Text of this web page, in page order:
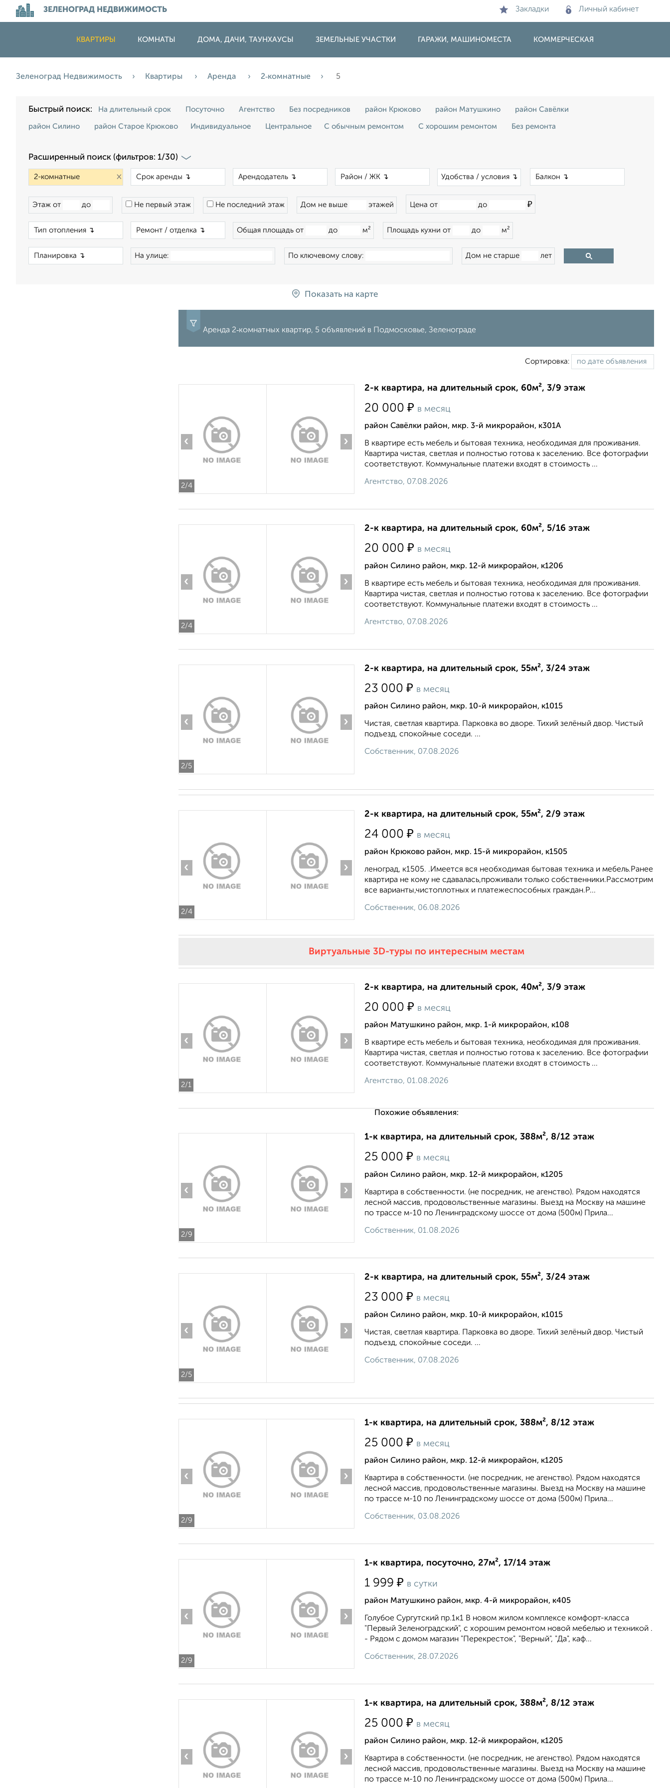
ЗЕЛЕНОГРАД НЕДВИЖИМОСТЬ Закладки Личный кабинет
КВАРТИРЫ КОМНАТЫ ДОМА, ДАЧИ, ТАУНХАУСЫ ЗЕМЕЛЬНЫЕ УЧАСТКИ ГАРАЖИ, МАШИНОМЕСТА КОММЕРЧЕСКАЯ
Зеленоград Недвижимость Квартиры Аренда 2‑комнатные 5
Быстрый поиск: На длительный срок Посуточно Агентство Без посредников район Крюково район Матушкино район Савёлки
район Силино район Старое Крюково Индивидуальное Центральное С обычным ремонтом С хорошим ремонтом Без ремонта
Расширенный поиск (фильтров: 1/30)
× Удобства / условия ↴
Этаж от до Не первый этаж Не последний этаж Дом не выше этажей Цена от до ₽
Общая площадь от до м² Площадь кухни от до м²
На улице: По ключевому слову: Дом не старше лет
Показать на карте
Аренда 2‑комнатных квартир, 5 объявлений в Подмосковье, Зеленограде
Сортировка:
2/4
‹ ›
2-к квартира, на длительный срок, 60м², 3/9 этаж
20 000 ₽ в месяц
район Савёлки район, мкр. 3-й микрорайон, к301А
В квартире есть мебель и бытовая техника, необходимая для проживания.
Квартира чистая, светлая и полностью готова к заселению. Все фотографии
соответствуют. Коммунальные платежи входят в стоимость ...
Агентство, 07.08.2026
2/4
‹ ›
2-к квартира, на длительный срок, 60м², 5/16 этаж
20 000 ₽ в месяц
район Силино район, мкр. 12-й микрорайон, к1206
В квартире есть мебель и бытовая техника, необходимая для проживания.
Квартира чистая, светлая и полностью готова к заселению. Все фотографии
соответствуют. Коммунальные платежи входят в стоимость ...
Агентство, 07.08.2026
2/5
‹ ›
2-к квартира, на длительный срок, 55м², 3/24 этаж
23 000 ₽ в месяц
район Силино район, мкр. 10-й микрорайон, к1015
Чистая, светлая квартира. Парковка во дворе. Тихий зелёный двор. Чистый
подъезд, спокойные соседи. ...
Собственник, 07.08.2026
2/4
‹ ›
2-к квартира, на длительный срок, 55м², 2/9 этаж
24 000 ₽ в месяц
район Крюково район, мкр. 15-й микрорайон, к1505
леноград, к1505. .Имеется вся необходимая бытовая техника и мебель.Ранее
квартира не кому не сдавалась,проживали только собственники.Рассмотрим
все варианты,чистоплотных и платежеспособных граждан.Р...
Собственник, 06.08.2026
Виртуальные 3D-туры по интересным местам
2/1
‹ ›
2-к квартира, на длительный срок, 40м², 3/9 этаж
20 000 ₽ в месяц
район Матушкино район, мкр. 1-й микрорайон, к108
В квартире есть мебель и бытовая техника, необходимая для проживания.
Квартира чистая, светлая и полностью готова к заселению. Все фотографии
соответствуют. Коммунальные платежи входят в стоимость ...
Агентство, 01.08.2026
Похожие объявления:
2/9
‹ ›
1-к квартира, на длительный срок, 388м², 8/12 этаж
25 000 ₽ в месяц
район Силино район, мкр. 12-й микрорайон, к1205
Квартира в собственности. (не посредник, не агенство). Рядом находятся
лесной массив, продовольственные магазины. Выезд на Москву на машине
по трассе м-10 по Ленинградскому шоссе от дома (500м) Прила...
Собственник, 01.08.2026
2/5
‹ ›
2-к квартира, на длительный срок, 55м², 3/24 этаж
23 000 ₽ в месяц
район Силино район, мкр. 10-й микрорайон, к1015
Чистая, светлая квартира. Парковка во дворе. Тихий зелёный двор. Чистый
подъезд, спокойные соседи. ...
Собственник, 07.08.2026
2/9
‹ ›
1-к квартира, на длительный срок, 388м², 8/12 этаж
25 000 ₽ в месяц
район Силино район, мкр. 12-й микрорайон, к1205
Квартира в собственности. (не посредник, не агенство). Рядом находятся
лесной массив, продовольственные магазины. Выезд на Москву на машине
по трассе м-10 по Ленинградскому шоссе от дома (500м) Прила...
Собственник, 03.08.2026
2/9
‹ ›
1-к квартира, посуточно, 27м², 17/14 этаж
1 999 ₽ в сутки
район Матушкино район, мкр. 4-й микрорайон, к405
Голубое Сургутский пр.1к1 В новом жилом комплексе комфорт-класса
"Первый Зеленоградский", с хорошим ремонтом новой мебелью и техникой .
- Рядом с домом магазин "Перекресток", "Верный", "Да", каф...
Собственник, 28.07.2026
‹ ›
1-к квартира, на длительный срок, 388м², 8/12 этаж
25 000 ₽ в месяц
район Силино район, мкр. 12-й микрорайон, к1205
Квартира в собственности. (не посредник, не агенство). Рядом находятся
лесной массив, продовольственные магазины. Выезд на Москву на машине
по трассе м-10 по Ленинградскому шоссе от дома (500м) Прила...